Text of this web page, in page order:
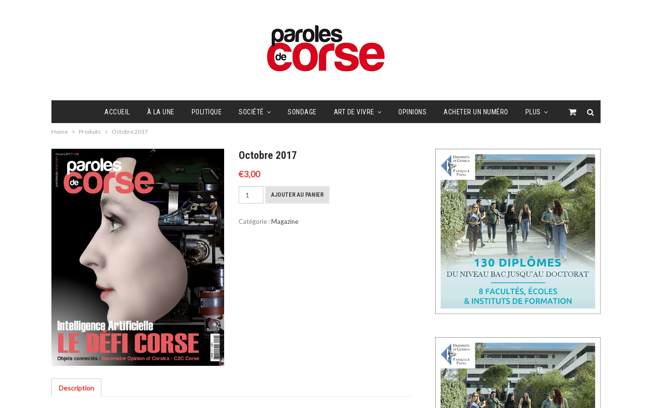
ACCUEIL À LA UNE POLITIQUE SOCIÉTÉ SONDAGE ART DE VIVRE OPINIONS ACHETER UN NUMÉRO PLUS
Home Produits Octobre 2017
Octobre 2017
€3,00
de
2017
AJOUTER AU PANIER
Catégorie :Magazine
Description